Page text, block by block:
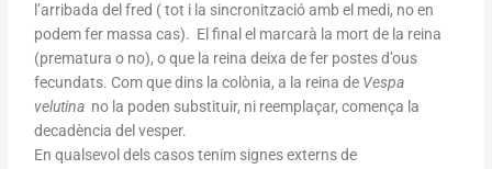
l’arribada del fred ( tot i la sincronització amb el medi, no en
podem fer massa cas). El final el marcarà la mort de la reina
(prematura o no), o que la reina deixa de fer postes d’ous
fecundats. Com que dins la colònia, a la reina de Vespa
velutina no la poden substituir, ni reemplaçar, comença la
decadència del vesper.
En qualsevol dels casos tenim signes externs de